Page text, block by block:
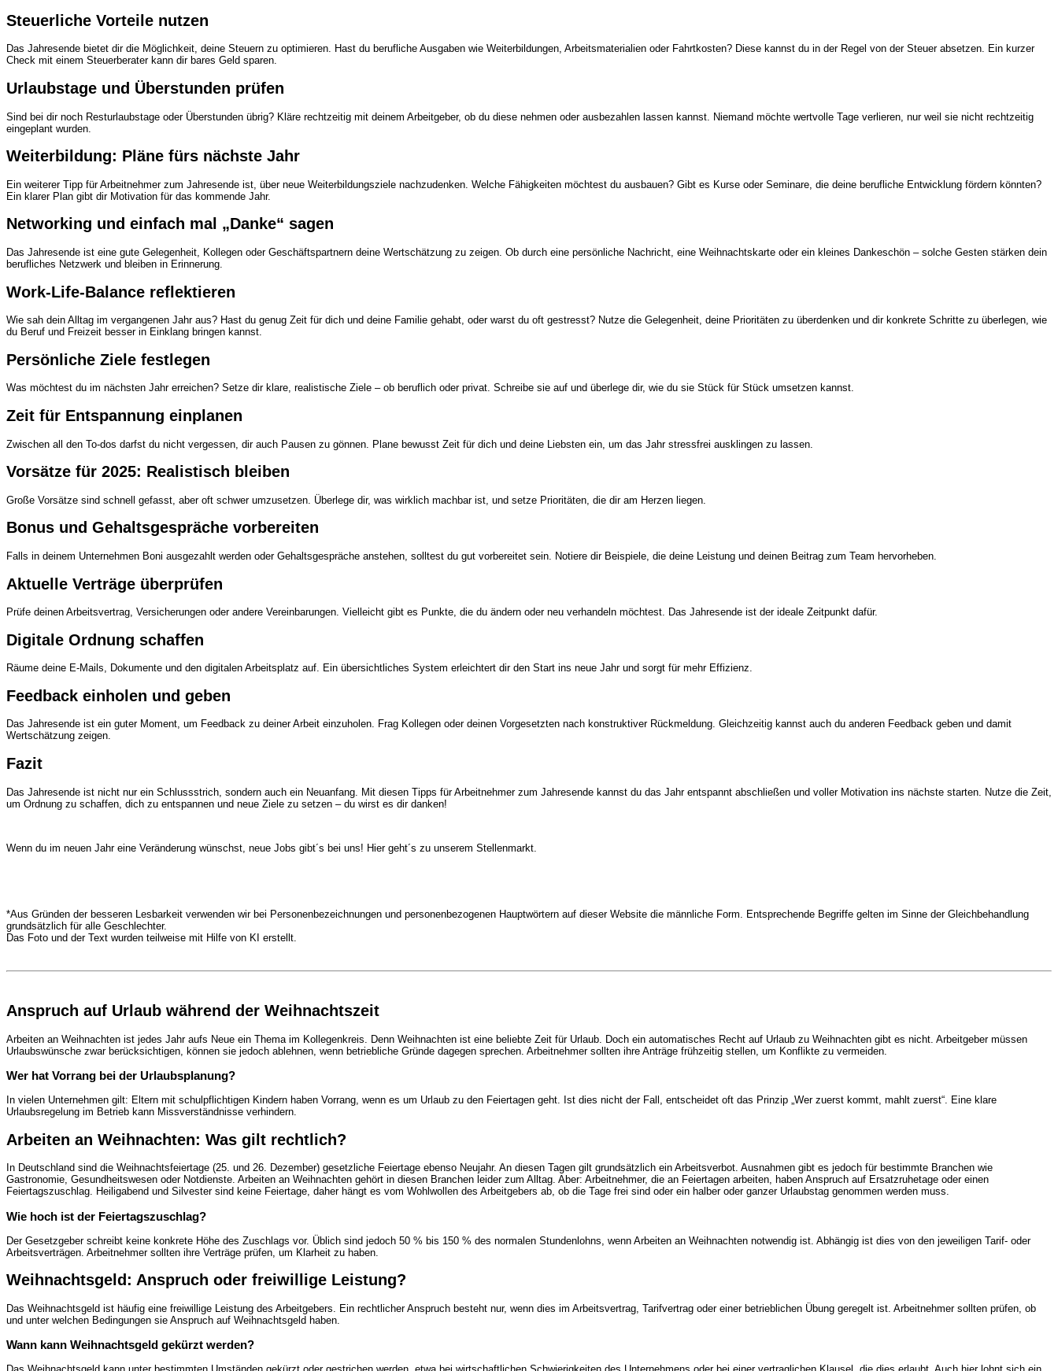
Steuerliche Vorteile nutzen
Das Jahresende bietet dir die Möglichkeit, deine Steuern zu optimieren. Hast du berufliche Ausgaben wie Weiterbildungen, Arbeitsmaterialien oder Fahrtkosten? Diese kannst du in der Regel von der Steuer absetzen. Ein kurzer
Check mit einem Steuerberater kann dir bares Geld sparen.
Urlaubstage und Überstunden prüfen
Sind bei dir noch Resturlaubstage oder Überstunden übrig? Kläre rechtzeitig mit deinem Arbeitgeber, ob du diese nehmen oder ausbezahlen lassen kannst. Niemand möchte wertvolle Tage verlieren, nur weil sie nicht rechtzeitig
eingeplant wurden.
Weiterbildung: Pläne fürs nächste Jahr
Ein weiterer Tipp für Arbeitnehmer zum Jahresende ist, über neue Weiterbildungsziele nachzudenken. Welche Fähigkeiten möchtest du ausbauen? Gibt es Kurse oder Seminare, die deine berufliche Entwicklung fördern könnten?
Ein klarer Plan gibt dir Motivation für das kommende Jahr.
Networking und einfach mal „Danke“ sagen
Das Jahresende ist eine gute Gelegenheit, Kollegen oder Geschäftspartnern deine Wertschätzung zu zeigen. Ob durch eine persönliche Nachricht, eine Weihnachtskarte oder ein kleines Dankeschön – solche Gesten stärken dein
berufliches Netzwerk und bleiben in Erinnerung.
Work-Life-Balance reflektieren
Wie sah dein Alltag im vergangenen Jahr aus? Hast du genug Zeit für dich und deine Familie gehabt, oder warst du oft gestresst? Nutze die Gelegenheit, deine Prioritäten zu überdenken und dir konkrete Schritte zu überlegen, wie
du Beruf und Freizeit besser in Einklang bringen kannst.
Persönliche Ziele festlegen
Was möchtest du im nächsten Jahr erreichen? Setze dir klare, realistische Ziele – ob beruflich oder privat. Schreibe sie auf und überlege dir, wie du sie Stück für Stück umsetzen kannst.
Zeit für Entspannung einplanen
Zwischen all den To-dos darfst du nicht vergessen, dir auch Pausen zu gönnen. Plane bewusst Zeit für dich und deine Liebsten ein, um das Jahr stressfrei ausklingen zu lassen.
Vorsätze für 2025: Realistisch bleiben
Große Vorsätze sind schnell gefasst, aber oft schwer umzusetzen. Überlege dir, was wirklich machbar ist, und setze Prioritäten, die dir am Herzen liegen.
Bonus und Gehaltsgespräche vorbereiten
Falls in deinem Unternehmen Boni ausgezahlt werden oder Gehaltsgespräche anstehen, solltest du gut vorbereitet sein. Notiere dir Beispiele, die deine Leistung und deinen Beitrag zum Team hervorheben.
Aktuelle Verträge überprüfen
Prüfe deinen Arbeitsvertrag, Versicherungen oder andere Vereinbarungen. Vielleicht gibt es Punkte, die du ändern oder neu verhandeln möchtest. Das Jahresende ist der ideale Zeitpunkt dafür.
Digitale Ordnung schaffen
Räume deine E-Mails, Dokumente und den digitalen Arbeitsplatz auf. Ein übersichtliches System erleichtert dir den Start ins neue Jahr und sorgt für mehr Effizienz.
Feedback einholen und geben
Das Jahresende ist ein guter Moment, um Feedback zu deiner Arbeit einzuholen. Frag Kollegen oder deinen Vorgesetzten nach konstruktiver Rückmeldung. Gleichzeitig kannst auch du anderen Feedback geben und damit
Wertschätzung zeigen.
Fazit
Das Jahresende ist nicht nur ein Schlussstrich, sondern auch ein Neuanfang. Mit diesen Tipps für Arbeitnehmer zum Jahresende kannst du das Jahr entspannt abschließen und voller Motivation ins nächste starten. Nutze die Zeit,
um Ordnung zu schaffen, dich zu entspannen und neue Ziele zu setzen – du wirst es dir danken!
Wenn du im neuen Jahr eine Veränderung wünschst, neue Jobs gibt´s bei uns! Hier geht´s zu unserem Stellenmarkt.
*Aus Gründen der besseren Lesbarkeit verwenden wir bei Personenbezeichnungen und personenbezogenen Hauptwörtern auf dieser Website die männliche Form. Entsprechende Begriffe gelten im Sinne der Gleichbehandlung
grundsätzlich für alle Geschlechter.
Das Foto und der Text wurden teilweise mit Hilfe von KI erstellt.
Anspruch auf Urlaub während der Weihnachtszeit
Arbeiten an Weihnachten ist jedes Jahr aufs Neue ein Thema im Kollegenkreis. Denn Weihnachten ist eine beliebte Zeit für Urlaub . Doch ein automatisches Recht auf Urlaub zu Weihnachten gibt es nicht. Arbeitgeber müssen
Urlaubswünsche zwar berücksichtigen, können sie jedoch ablehnen, wenn betriebliche Gründe dagegen sprechen. Arbeitnehmer sollten ihre Anträge frühzeitig stellen, um Konflikte zu vermeiden.
Wer hat Vorrang bei der Urlaubsplanung?
In vielen Unternehmen gilt: Eltern mit schulpflichtigen Kindern haben Vorrang, wenn es um Urlaub zu den Feiertagen geht. Ist dies nicht der Fall, entscheidet oft das Prinzip „Wer zuerst kommt, mahlt zuerst“. Eine klare
Urlaubsregelung im Betrieb kann Missverständnisse verhindern.
Arbeiten an Weihnachten: Was gilt rechtlich?
In Deutschland sind die Weihnachtsfeiertage (25. und 26. Dezember) gesetzliche Feiertage ebenso Neujahr. An diesen Tagen gilt grundsätzlich ein Arbeitsverbot. Ausnahmen gibt es jedoch für bestimmte Branchen wie
Gastronomie, Gesundheitswesen oder Notdienste. Arbeiten an Weihnachten gehört in diesen Branchen leider zum Alltag. Aber: Arbeitnehmer, die an Feiertagen arbeiten, haben Anspruch auf Ersatzruhetage oder einen
Feiertagszuschlag. Heiligabend und Silvester sind keine Feiertage, daher hängt es vom Wohlwollen des Arbeitgebers ab, ob die Tage frei sind oder ein halber oder ganzer Urlaubstag genommen werden muss.
Wie hoch ist der Feiertagszuschlag?
Der Gesetzgeber schreibt keine konkrete Höhe des Zuschlags vor. Üblich sind jedoch 50 % bis 150 % des normalen Stundenlohns, wenn Arbeiten an Weihnachten notwendig ist. Abhängig ist dies von den jeweiligen Tarif- oder
Arbeitsverträgen . Arbeitnehmer sollten ihre Verträge prüfen, um Klarheit zu haben.
Weihnachtsgeld: Anspruch oder freiwillige Leistung?
Das Weihnachtsgeld ist häufig eine freiwillige Leistung des Arbeitgebers. Ein rechtlicher Anspruch besteht nur, wenn dies im Arbeitsvertrag, Tarifvertrag oder einer betrieblichen Übung geregelt ist. Arbeitnehmer sollten prüfen, ob
und unter welchen Bedingungen sie Anspruch auf Weihnachtsgeld haben.
Wann kann Weihnachtsgeld gekürzt werden?